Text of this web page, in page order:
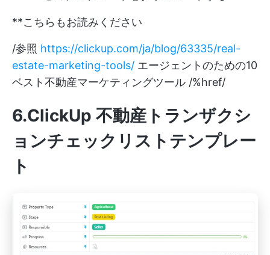
**こちらもお読みください
/参照 https://clickup.com/ja/blog/63335/real-
estate-marketing-tools/ エージェントのための10
ベスト不動産マーケティングツール /%href/
6.ClickUp 不動産トランザクシ
ョンチェックリストテンプレー
ト